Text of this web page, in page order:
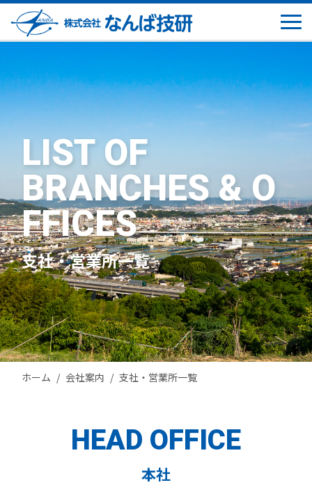
LIST OF
BRANCHES & O
FFICES
支社・営業所一覧
ホーム 会社案内 支社・営業所一覧
HEAD OFFICE
本社